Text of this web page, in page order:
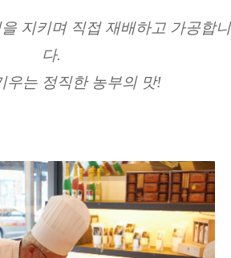
지키며 직접 재배하고 가공합니
다.
우는 정직한 농부의 맛!